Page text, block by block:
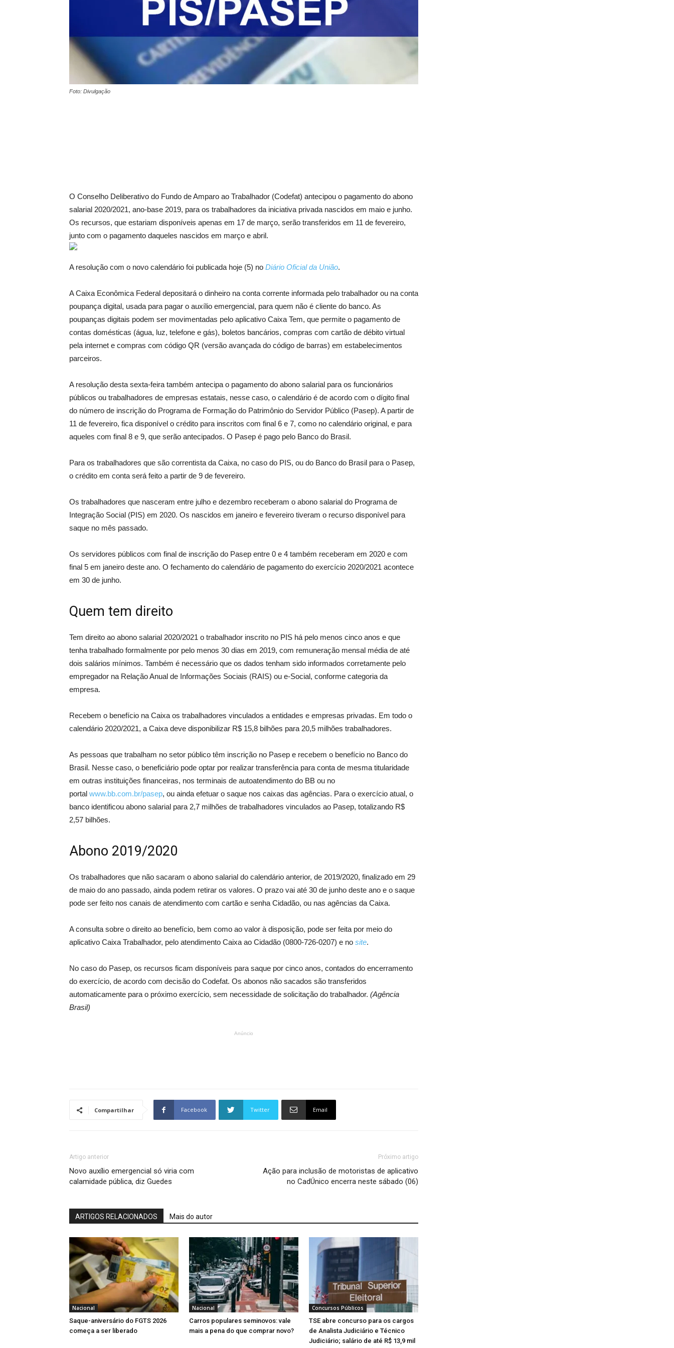
Foto: Divulgação
O Conselho Deliberativo do Fundo de Amparo ao Trabalhador (Codefat) antecipou o pagamento do abono
salarial 2020/2021, ano-base 2019, para os trabalhadores da iniciativa privada nascidos em maio e junho.
Os recursos, que estariam disponíveis apenas em 17 de março, serão transferidos em 11 de fevereiro,
junto com o pagamento daqueles nascidos em março e abril.
A resolução com o novo calendário foi publicada hoje (5) no Diário Oficial da União.
A Caixa Econômica Federal depositará o dinheiro na conta corrente informada pelo trabalhador ou na conta
poupança digital, usada para pagar o auxílio emergencial, para quem não é cliente do banco. As
poupanças digitais podem ser movimentadas pelo aplicativo Caixa Tem, que permite o pagamento de
contas domésticas (água, luz, telefone e gás), boletos bancários, compras com cartão de débito virtual
pela internet e compras com código QR (versão avançada do código de barras) em estabelecimentos
parceiros.
A resolução desta sexta-feira também antecipa o pagamento do abono salarial para os funcionários
públicos ou trabalhadores de empresas estatais, nesse caso, o calendário é de acordo com o dígito final
do número de inscrição do Programa de Formação do Patrimônio do Servidor Público (Pasep). A partir de
11 de fevereiro, fica disponível o crédito para inscritos com final 6 e 7, como no calendário original, e para
aqueles com final 8 e 9, que serão antecipados. O Pasep é pago pelo Banco do Brasil.
Para os trabalhadores que são correntista da Caixa, no caso do PIS, ou do Banco do Brasil para o Pasep,
o crédito em conta será feito a partir de 9 de fevereiro.
Os trabalhadores que nasceram entre julho e dezembro receberam o abono salarial do Programa de
Integração Social (PIS) em 2020. Os nascidos em janeiro e fevereiro tiveram o recurso disponível para
saque no mês passado.
Os servidores públicos com final de inscrição do Pasep entre 0 e 4 também receberam em 2020 e com
final 5 em janeiro deste ano. O fechamento do calendário de pagamento do exercício 2020/2021 acontece
em 30 de junho.
Quem tem direito
Tem direito ao abono salarial 2020/2021 o trabalhador inscrito no PIS há pelo menos cinco anos e que
tenha trabalhado formalmente por pelo menos 30 dias em 2019, com remuneração mensal média de até
dois salários mínimos. Também é necessário que os dados tenham sido informados corretamente pelo
empregador na Relação Anual de Informações Sociais (RAIS) ou e-Social, conforme categoria da
empresa.
Recebem o benefício na Caixa os trabalhadores vinculados a entidades e empresas privadas. Em todo o
calendário 2020/2021, a Caixa deve disponibilizar R$ 15,8 bilhões para 20,5 milhões trabalhadores.
As pessoas que trabalham no setor público têm inscrição no Pasep e recebem o benefício no Banco do
Brasil. Nesse caso, o beneficiário pode optar por realizar transferência para conta de mesma titularidade
em outras instituições financeiras, nos terminais de autoatendimento do BB ou no
portal www.bb.com.br/pasep, ou ainda efetuar o saque nos caixas das agências. Para o exercício atual, o
banco identificou abono salarial para 2,7 milhões de trabalhadores vinculados ao Pasep, totalizando R$
2,57 bilhões.
Abono 2019/2020
Os trabalhadores que não sacaram o abono salarial do calendário anterior, de 2019/2020, finalizado em 29
de maio do ano passado, ainda podem retirar os valores. O prazo vai até 30 de junho deste ano e o saque
pode ser feito nos canais de atendimento com cartão e senha Cidadão, ou nas agências da Caixa.
A consulta sobre o direito ao benefício, bem como ao valor à disposição, pode ser feita por meio do
aplicativo Caixa Trabalhador, pelo atendimento Caixa ao Cidadão (0800-726-0207) e no site.
No caso do Pasep, os recursos ficam disponíveis para saque por cinco anos, contados do encerramento
do exercício, de acordo com decisão do Codefat. Os abonos não sacados são transferidos
automaticamente para o próximo exercício, sem necessidade de solicitação do trabalhador. (Agência
Brasil)
Anúncio
Compartilhar Facebook Twitter Email
Artigo anterior
Novo auxílio emergencial só viria com
calamidade pública, diz Guedes
Próximo artigo
Ação para inclusão de motoristas de aplicativo
no CadÚnico encerra neste sábado (06)
ARTIGOS RELACIONADOS Mais do autor
Nacional
Saque-aniversário do FGTS 2026
começa a ser liberado
Nacional
Carros populares seminovos: vale
mais a pena do que comprar novo?
Concursos Públicos
TSE abre concurso para os cargos
de Analista Judiciário e Técnico
Judiciário; salário de até R$ 13,9 mil